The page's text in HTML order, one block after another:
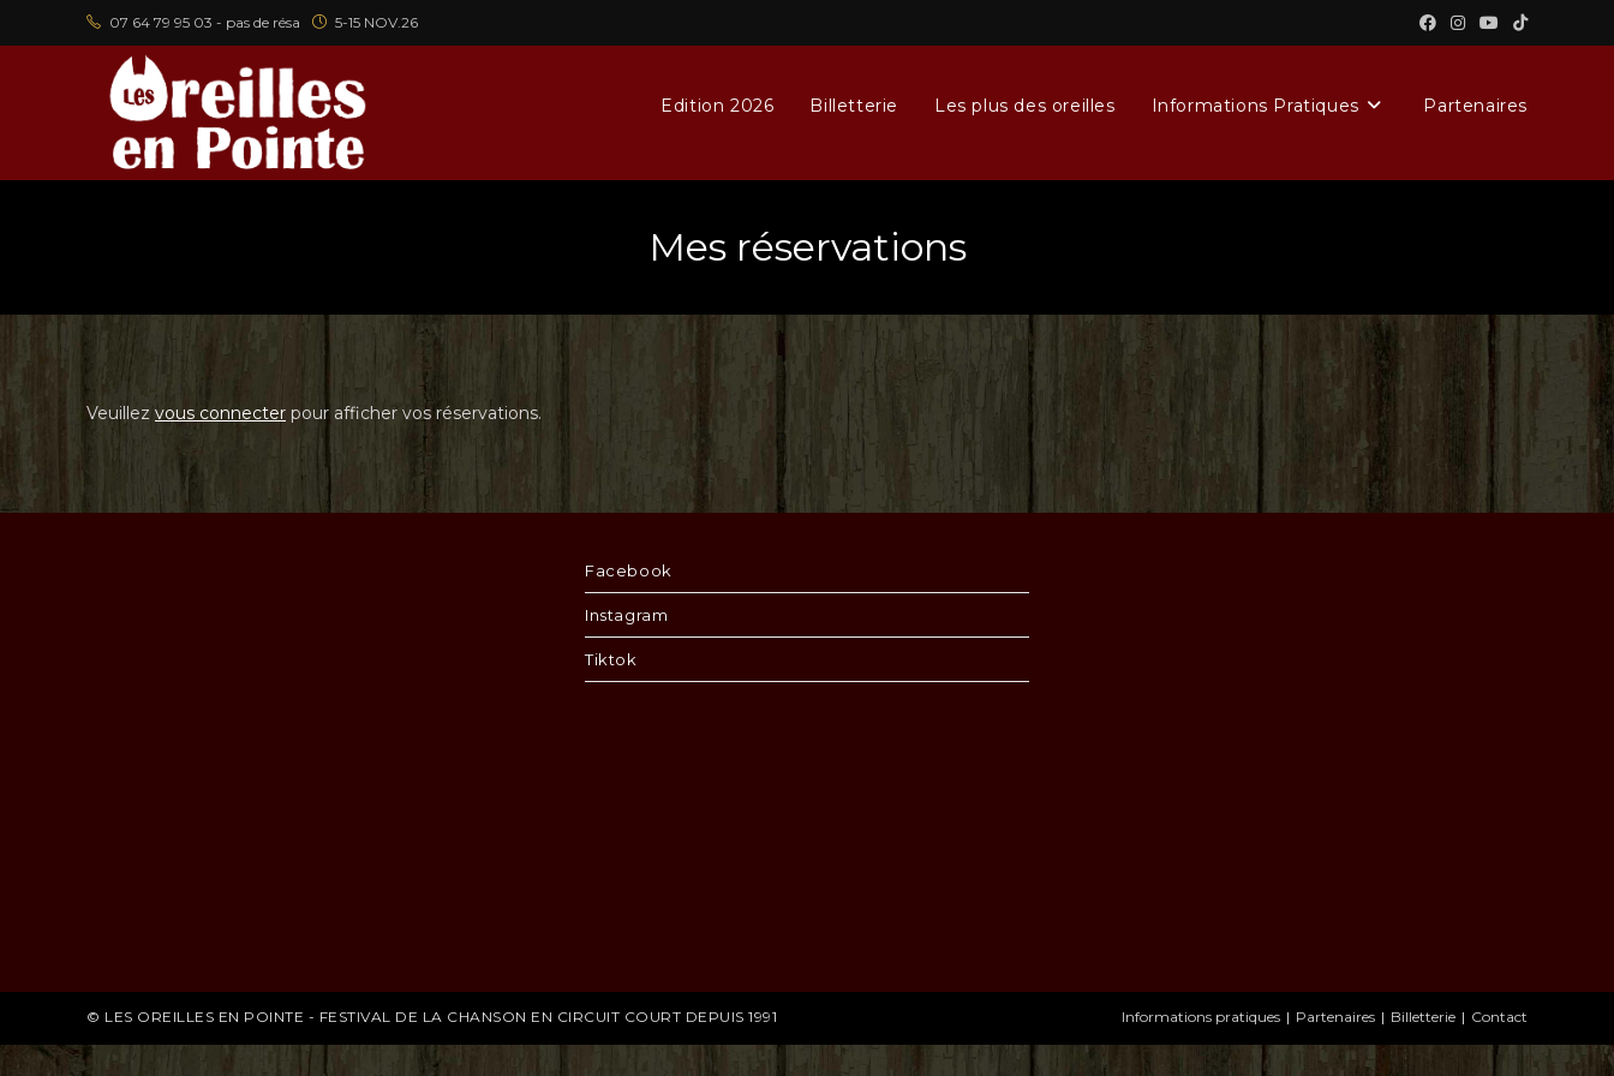
to
07 64 79 95 03 - pas de résa 5-15 NOV.26
Edition 2026 Billetterie Les plus des oreilles Informations Pratiques Partenaires
Mes réservations
Veuillez vous connecter pour afficher vos réservations.
Facebook
Instagram
Tiktok
Informations pratiques Partenaires Billetterie Contact
© LES OREILLES EN POINTE - FESTIVAL DE LA CHANSON EN CIRCUIT COURT DEPUIS 1991